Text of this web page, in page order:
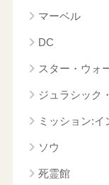
マーベル
DC
スター・ウォ
ジュラシック
ミッション:
ソウ
死霊館